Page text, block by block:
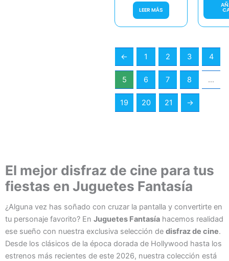
LEER MÁS
← 1 2 3 4
5 6 7 8 …
19 20 21 →
El mejor disfraz de cine para tus
fiestas en Juguetes Fantasía
¿Alguna vez has soñado con cruzar la pantalla y convertirte en
tu personaje favorito? En Juguetes Fantasía hacemos realidad
ese sueño con nuestra exclusiva selección de disfraz de cine.
Desde los clásicos de la época dorada de Hollywood hasta los
estrenos más recientes de este 2026, nuestra colección está